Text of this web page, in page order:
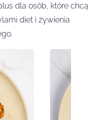
dla osób, które chcą
diet i żywienia